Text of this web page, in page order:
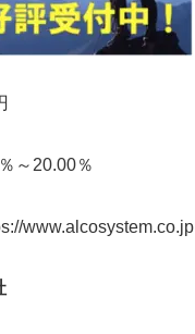
～20.00％
www.alcosystem.co.jp